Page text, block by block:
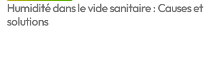
Humidité dans le vide sanitaire : Causes et
solutions